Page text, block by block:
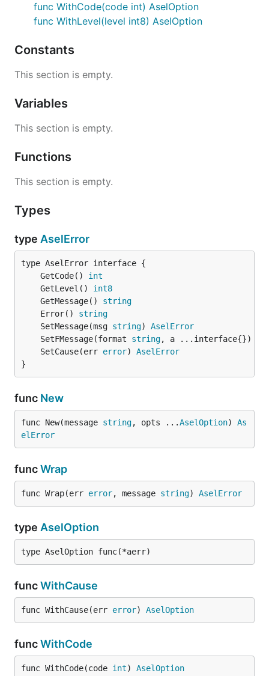
func WithCode(code int) AselOption
func WithLevel(level int8) AselOption
Constants
This section is empty.
Variables
This section is empty.
Functions
This section is empty.
Types
type AselError
	GetCode()
int
	GetLevel()
int8
	GetMessage()
string
	Error()
string
	SetMessage(msg
string) AselError
	SetFMessage(format
string, a ...interface{})
	SetCause(err
error) AselError
}
func New
func New(message string, opts ...AselOption) As
elError
funcWrap
func Wrap(err error, message string) AselError
type AselOption
type AselOption func(*aerr)
funcWithCause
func WithCause(err error) AselOption
funcWithCode
func WithCode(code int) AselOption